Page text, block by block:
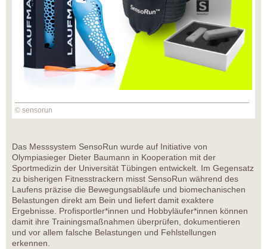
© sensorun
Das Messsystem SensoRun wurde auf Initiative von
Olympiasieger Dieter Baumann in Kooperation mit der
Sportmedizin der Universität Tübingen entwickelt. Im Gegensatz
zu bisherigen Fitnesstrackern misst SensoRun während des
Laufens präzise die Bewegungsabläufe und biomechanischen
Belastungen direkt am Bein und liefert damit exaktere
Ergebnisse. Profisportler*innen und Hobbyläufer*innen können
damit ihre Trainingsmaßnahmen überprüfen, dokumentieren
und vor allem falsche Belastungen und Fehlstellungen
erkennen.